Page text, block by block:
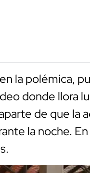
la polémica,
donde llora
de que la
la noche.